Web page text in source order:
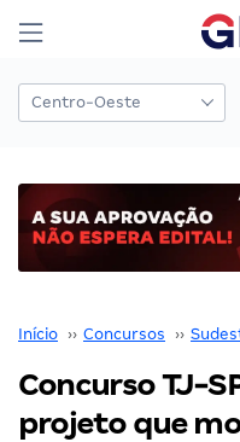
Início ›› Concursos ››
Concurso TJ-
projeto que